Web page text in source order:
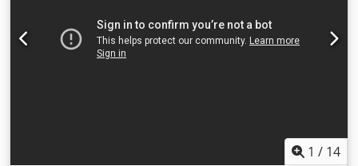
del espacio de carga:2.320 mm , Año de fabricación:
,
Equipamiento:ABS, aire acondicionado, calefacción del
asiento, cierre centralizado, control de crucero, control
- Cabina corta - Cuero/tela - Manual - Radio/cassette - 1 / 14